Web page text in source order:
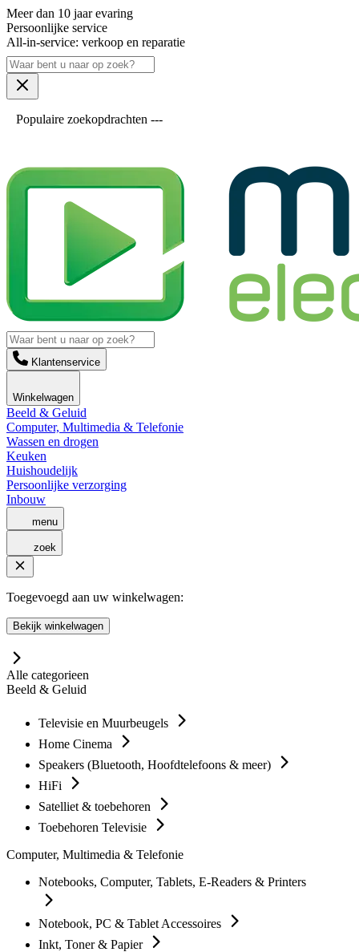
Meer dan 10 jaar evaring
Persoonlijke service
All-in-service: verkoop en reparatie
Populaire zoekopdrachten ---
Klantenservice
Winkelwagen
Beeld & Geluid
Computer, Multimedia & Telefonie
Wassen en drogen
Keuken
Huishoudelijk
Persoonlijke verzorging
Inbouw
menu
zoek
Toegevoegd aan uw winkelwagen:
Bekijk winkelwagen
Alle categorieen
Beeld & Geluid
Televisie en Muurbeugels
Home Cinema
Speakers (Bluetooth, Hoofdtelefoons & meer)
HiFi
Satelliet & toebehoren
Toebehoren Televisie
Computer, Multimedia & Telefonie
Notebooks, Computer, Tablets, E-Readers & Printers
Notebook, PC & Tablet Accessoires
Inkt, Toner & Papier